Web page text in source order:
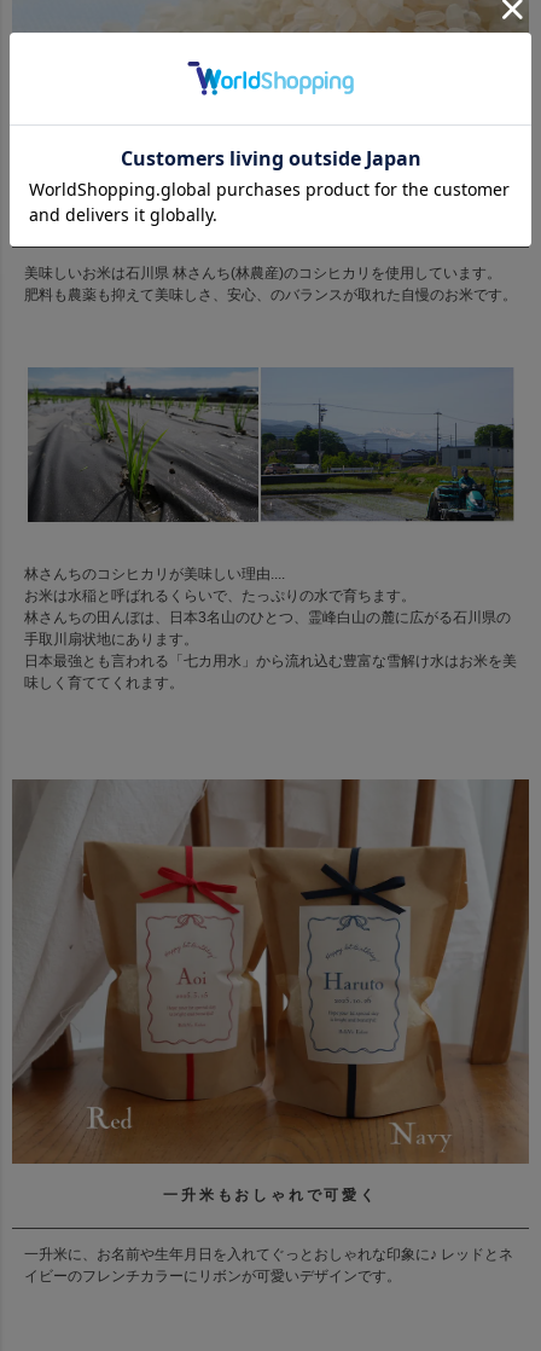
お米へのこだわり
美味しいお米は石川県 林さんち(林農産)のコシヒカリを使用しています。
肥料も農薬も抑えて美味しさ、安心、のバランスが取れた自慢のお米です。
林さんちのコシヒカリが美味しい理由....
お米は水稲と呼ばれるくらいで、たっぷりの水で育ちます。
林さんちの田んぼは、日本3名山のひとつ、霊峰白山の麓に広がる石川県の
手取川扇状地にあります。
日本最強とも言われる「七カ用水」から流れ込む豊富な雪解け水はお米を美
味しく育ててくれます。
一升米もおしゃれで可愛く
一升米に、お名前や生年月日を入れてぐっとおしゃれな印象に♪ レッドとネ
イビーのフレンチカラーにリボンが可愛いデザインです。